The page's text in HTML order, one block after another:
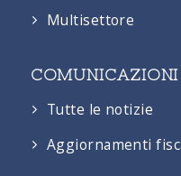
Multisettore
COMUNICAZIONI
Tutte le notizie
Aggiornamenti